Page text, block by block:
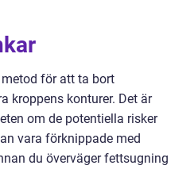
för att ta bort
kroppens konturer. Det är
om de potentiella risker
vara förknippade med
du överväger fettsugning